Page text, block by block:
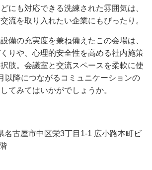
にも対応できる洗練された雰囲気は、
流を取り入れたい企業にもぴったり。
備の充実度を兼ね備えたこの会場は、
りや、心理的安全性を高める社内施策
肢。会議室と交流スペースを柔軟に使
以降につながるコミュニケーションの
てみてはいかがでしょうか。
名古屋市中区栄3丁目1-1 広小路本町ビ